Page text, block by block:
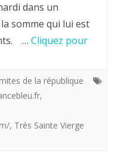
dans un
somme qui lui est
… Cliquez pour
de la république
,
, Trés Sainte Vierge